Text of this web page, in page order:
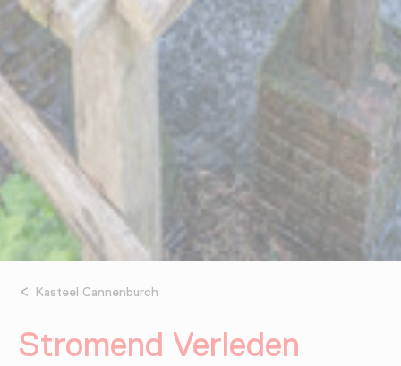
Kasteel Cannenburch
Stromend Verleden